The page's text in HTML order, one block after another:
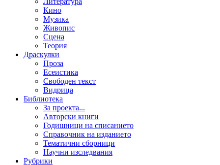
Кино
Музика
Живопис
Сцена
Теория
Драскулки
Проза
Есеистика
Свободен текст
Видрица
Библиотека
За проекта...
Авторски книги
Годишници на списанието
Справочник на изданието
Тематични сборници
Научни изследвания
Рубрики